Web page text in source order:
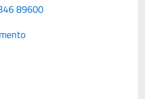
89600